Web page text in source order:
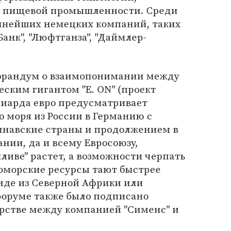
пищевой промышленности. Среди
немецких компаний, таких
"Люфтганза", "Даймлер-
о взаимопонимании между
гигантом "Е. ON" (проект
евро предусматривает
моря из России в Германию с
страны и продолжением в
да и всему Евросоюзу,
растет, а возможности черпать
ресурсы тают быстрее
из Северной Африки или
также было подписано
между компанией "Сименс" и